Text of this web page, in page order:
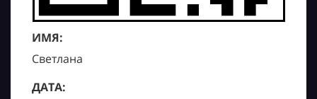
ИМЯ:
Светлана
ДАТА: